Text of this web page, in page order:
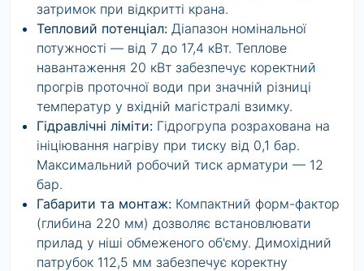
затримок при відкритті крана.
Тепловий потенціал: Діапазон номінальної
потужності — від 7 до 17,4 кВт. Теплове
навантаження 20 кВт забезпечує коректний
прогрів проточної води при значній різниці
температур у вхідній магістралі взимку.
Гідравлічні ліміти: Гідрогрупа розрахована на
ініціювання нагріву при тиску від 0,1 бар.
Максимальний робочий тиск арматури — 12
бар.
Габарити та монтаж: Компактний форм-фактор
(глибина 220 мм) дозволяє встановлювати
прилад у ніші обмеженого об'єму. Димохідний
патрубок 112,5 мм забезпечує коректну